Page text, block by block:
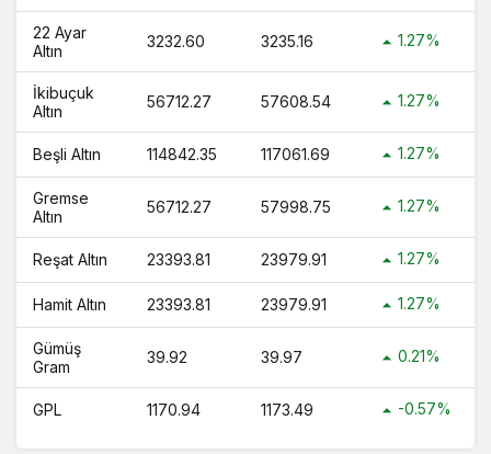
1 Ons Altın Ne Kadar 1 Tam Altın Kaç TL
?
1 Bilezik Ne Kadar 1 Bilezik Kaç TL ?
22 Ayar
Altın
3232.60 3235.16 1.27%
İkibuçuk
Altın
56712.27 57608.54 1.27%
Beşli Altın 114842.35 117061.69 1.27%
Gremse
Altın
56712.27 57998.75 1.27%
Reşat Altın 23393.81 23979.91 1.27%
Hamit Altın 23393.81 23979.91 1.27%
Gümüş
Gram
39.92 39.97 0.21%
GPL 1170.94 1173.49 -0.57%